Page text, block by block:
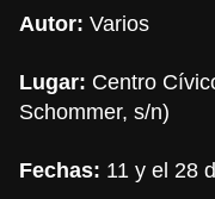
Autor: Varios
Lugar: Centro
Schommer, s/n)
Fechas: 11 y el 28